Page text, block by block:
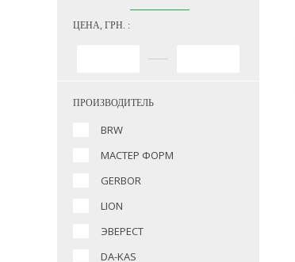
ЦЕНА, ГРН. :
ПРОИЗВОДИТЕЛЬ
BRW
МАСТЕР ФОРМ
GERBOR
LION
ЭВЕРЕСТ
DA-KAS